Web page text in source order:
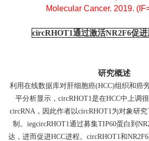
Molecular Cancer. 2019.
circRHOT1通过激活NR2F6促
研究概述
利用在线数据库对肝细胞癌(HCC)组织和癌
平分析显示，circRHOT1是在HCC中上调
circRNA，因此作者以circRHOT1为对象研
制。iegcircRHOT1通过募集TIP60蛋白到
达，进而促进HCC进程。circRHOT1和